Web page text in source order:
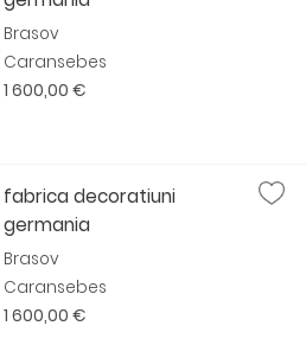
Brasov
Caransebes
1 600,00 €
fabrica decoratiuni
germania
Brasov
Caransebes
1 600,00 €